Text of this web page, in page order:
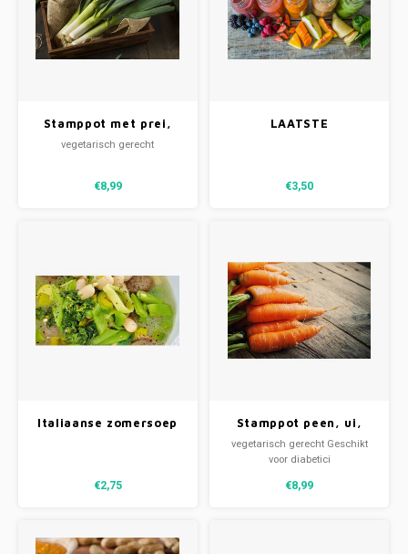
Stamppot met prei,
kaas & paddenstoelen
vegetarisch gerecht
€8,99
LAATSTE
€3,50
Italiaanse zomersoep
€2,75
Stamppot peen, ui,
noten & korriander (V)
vegetarisch gerecht Geschikt
voor diabetici
€8,99